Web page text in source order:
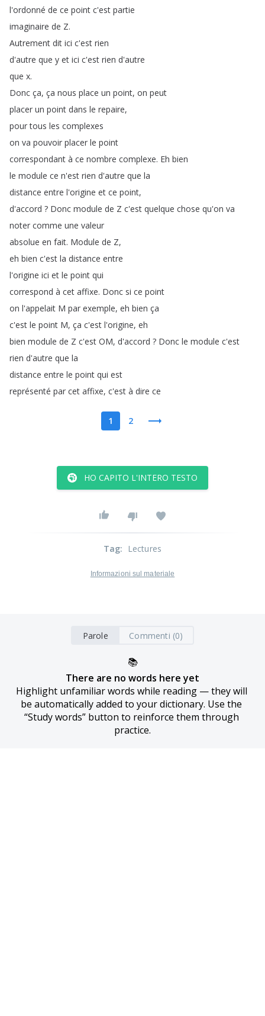
l'ordonné de ce point c'est partie
imaginaire de Z.
Autrement dit ici c'est rien
d'autre que y et ici c'est rien d'autre
que x.
Donc ça, ça nous place un point, on peut
placer un point dans le repaire,
pour tous les complexes
on va pouvoir placer le point
correspondant à ce nombre complexe. Eh bien
le module ce n'est rien d'autre que la
distance entre l'origine et ce point,
d'accord ? Donc module de Z c'est quelque chose qu'on va
noter comme une valeur
absolue en fait. Module de Z,
eh bien c'est la distance entre
l'origine ici et le point qui
correspond à cet affixe. Donc si ce point
on l'appelait M par exemple, eh bien ça
c'est le point M, ça c'est l'origine, eh
bien module de Z c'est OM, d'accord ? Donc le module c'est
rien d'autre que la
distance entre le point qui est
représenté par cet affixe, c'est à dire ce
1 2
HO CAPITO L'INTERO TESTO
Tag: Lectures
Informazioni sul materiale
Parole Commenti (0)
📚
There are no words here yet
Highlight unfamiliar words while reading — they will
be automatically added to your dictionary. Use the
“Study words” button to reinforce them through
practice.